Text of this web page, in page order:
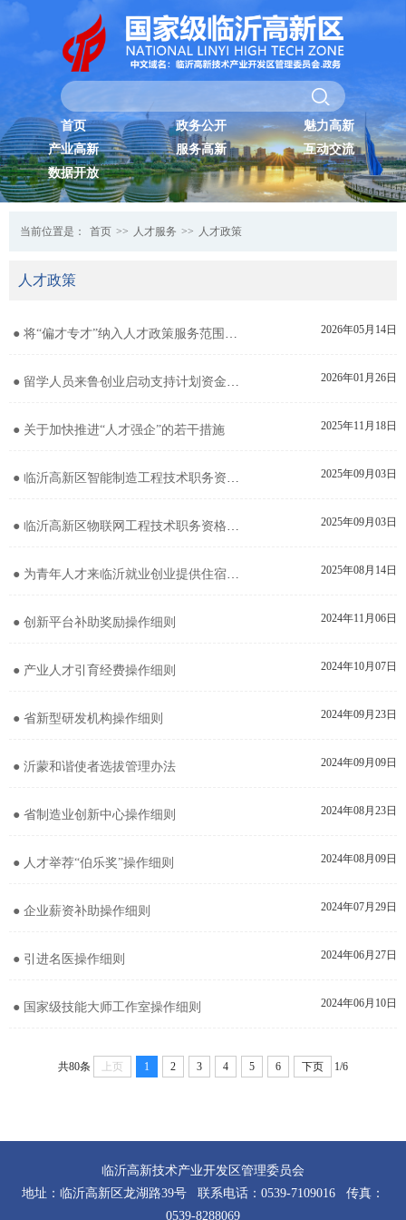
首页 政务公开
魅力高新
产业高新
服务高新
互动交流
数据开放
当前位置是： 首页 >> 人才服务 >> 人才政策
人才政策
● 将“偏才专才”纳入人才政策服务范围操作细则 2026年05月14日
● 留学人员来鲁创业启动支持计划资金发放操作细则 2026年01月26日
● 关于加快推进“人才强企”的若干措施 2025年11月18日
● 临沂高新区智能制造工程技术职务资格评价标准条件（试行） 2025年09月03日
● 临沂高新区物联网工程技术职务资格评价标准条件（试行） 2025年09月03日
● 为青年人才来临沂就业创业提供住宿服务操作细则 2025年08月14日
● 创新平台补助奖励操作细则 2024年11月06日
● 产业人才引育经费操作细则 2024年10月07日
● 省新型研发机构操作细则 2024年09月23日
● 沂蒙和谐使者选拔管理办法 2024年09月09日
● 省制造业创新中心操作细则 2024年08月23日
● 人才举荐“伯乐奖”操作细则 2024年08月09日
● 企业薪资补助操作细则 2024年07月29日
● 引进名医操作细则 2024年06月27日
● 国家级技能大师工作室操作细则 2024年06月10日
共80条 上页 1 2 3 4 5 6 下页 1/6
临沂高新技术产业开发区管理委员会
地址：临沂高新区龙湖路39号 联系电话：0539-7109016 传真：
0539-8288069